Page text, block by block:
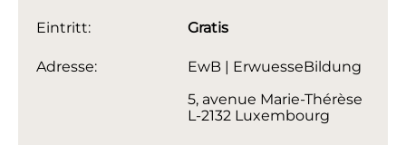
Eintritt: Gratis
Adresse:
EwB | ErwuesseBildung
5, avenue Marie-Thérèse
L-2132 Luxembourg